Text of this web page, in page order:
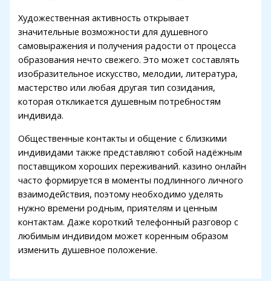
Художественная активность открывает
значительные возможности для душевного
самовыражения и получения радости от процесса
образования нечто свежего. Это может составлять
изобразительное искусство, мелодии, литература,
мастерство или любая другая тип созидания,
которая откликается душевным потребностям
индивида.
Общественные контакты и общение с близкими
индивидами также представляют собой надёжным
поставщиком хороших переживаний. казино онлайн
часто формируется в моменты подлинного личного
взаимодействия, поэтому необходимо уделять
нужно времени родным, приятелям и ценным
контактам. Даже короткий телефонный разговор с
любимым индивидом может коренным образом
изменить душевное положение.